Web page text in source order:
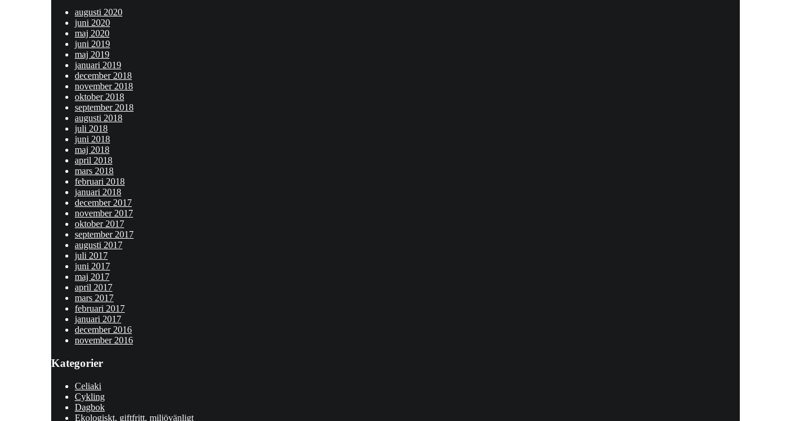
augusti 2020
juni 2020
maj 2020
juni 2019
maj 2019
januari 2019
december 2018
november 2018
oktober 2018
september 2018
augusti 2018
juli 2018
juni 2018
maj 2018
april 2018
mars 2018
februari 2018
januari 2018
december 2017
november 2017
oktober 2017
september 2017
augusti 2017
juli 2017
juni 2017
maj 2017
april 2017
mars 2017
februari 2017
januari 2017
december 2016
november 2016
Kategorier
Celiaki
Cykling
Dagbok
Ekologiskt, giftfritt, miljövänligt